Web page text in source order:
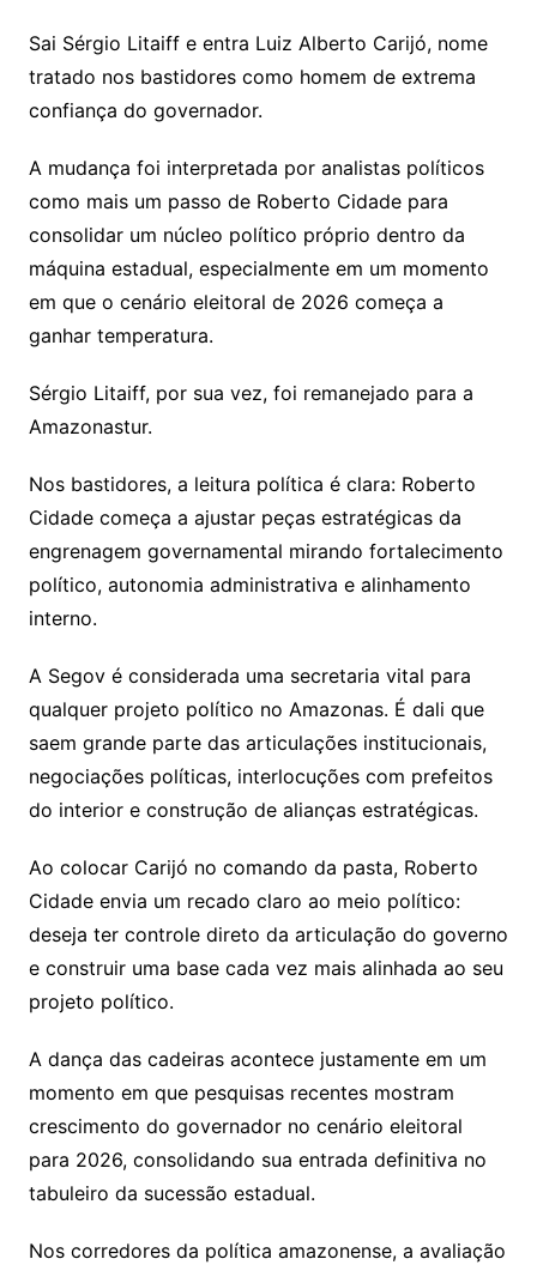
Sai Sérgio Litaiff e entra Luiz Alberto Carijó, nome
tratado nos bastidores como homem de extrema
confiança do governador.
A mudança foi interpretada por analistas políticos
como mais um passo de Roberto Cidade para
consolidar um núcleo político próprio dentro da
máquina estadual, especialmente em um momento
em que o cenário eleitoral de 2026 começa a
ganhar temperatura.
Sérgio Litaiff, por sua vez, foi remanejado para a
Amazonastur.
Nos bastidores, a leitura política é clara: Roberto
Cidade começa a ajustar peças estratégicas da
engrenagem governamental mirando fortalecimento
político, autonomia administrativa e alinhamento
interno.
A Segov é considerada uma secretaria vital para
qualquer projeto político no Amazonas. É dali que
saem grande parte das articulações institucionais,
negociações políticas, interlocuções com prefeitos
do interior e construção de alianças estratégicas.
Ao colocar Carijó no comando da pasta, Roberto
Cidade envia um recado claro ao meio político:
deseja ter controle direto da articulação do governo
e construir uma base cada vez mais alinhada ao seu
projeto político.
A dança das cadeiras acontece justamente em um
momento em que pesquisas recentes mostram
crescimento do governador no cenário eleitoral
para 2026, consolidando sua entrada definitiva no
tabuleiro da sucessão estadual.
Nos corredores da política amazonense, a avaliação